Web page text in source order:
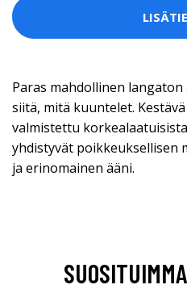
Paras mahdollinen
siitä, mitä kuuntelet.
valmistettu
yhdistyvät poikkeuksellisen
ja erinomainen ääni.